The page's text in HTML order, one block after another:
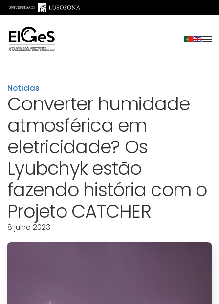
Saltar para o conteúdo principal
Notícias
Converter humidade
atmosférica em
eletricidade? Os
Lyubchyk estão
fazendo história com o
Projeto CATCHER
8 julho 2023